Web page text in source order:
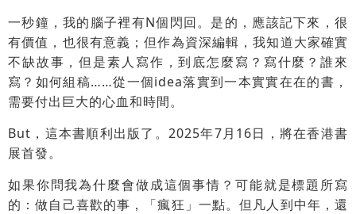
一秒鐘，我的腦子裡有N個閃回。是的，應該記下來，很
有價值，也很有意義；但作為資深編輯，我知道大家確實
不缺故事，但是素人寫作，到底怎麼寫？寫什麼？誰來
寫？如何組稿……從一個idea落實到一本實實在在的書，
需要付出巨大的心血和時間。
But，這本書順利出版了。2025年7月16日，將在香港書
展首發。
如果你問我為什麼會做成這個事情？可能就是標題所寫
的：做自己喜歡的事，「瘋狂」一點。但凡人到中年，還